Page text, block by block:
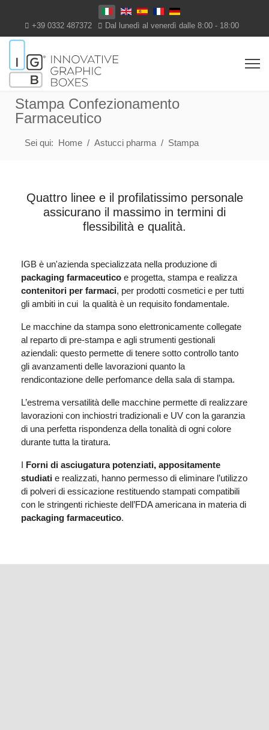
Seleziona la tua lingua
+39 0332 487372 Dal lunedì al venerdì dalle 8:00 - 18:00
Stampa Confezionamento
Farmaceutico
Sei qui: Home Astucci pharma Stampa
Quattro linee e il profilatissimo personale
assicurano il massimo in termini di
flessibilità e qualità.
IGB è un'azienda specializzata nella produzione di
packaging farmaceutico e progetta, stampa e realizza
contenitori per farmaci, per prodotti cosmetici e per tutti
gli ambiti in cui la qualità è un requisito fondamentale.
Le macchine da stampa sono elettronicamente collegate
al reparto di pre-stampa e agli strumenti gestionali
aziendali: questo permette di tenere sotto controllo tanto
gli avanzamenti delle lavorazioni quanto la
rendicontazione delle perfomance della sala di stampa.
L’estrema versatilità delle macchine permette di realizzare
lavorazioni con inchiostri tradizionali e UV con la garanzia
di una perfetta rispondenza della tonalità di ogni colore
durante tutta la tiratura.
I Forni di asciugatura potenziati, appositamente
studiati e realizzati, hanno permesso di eliminare l’utilizzo
di polveri di essicazione restituendo stampati compatibili
con le stringenti richieste dell’FDA americana in materia di
packaging farmaceutico.